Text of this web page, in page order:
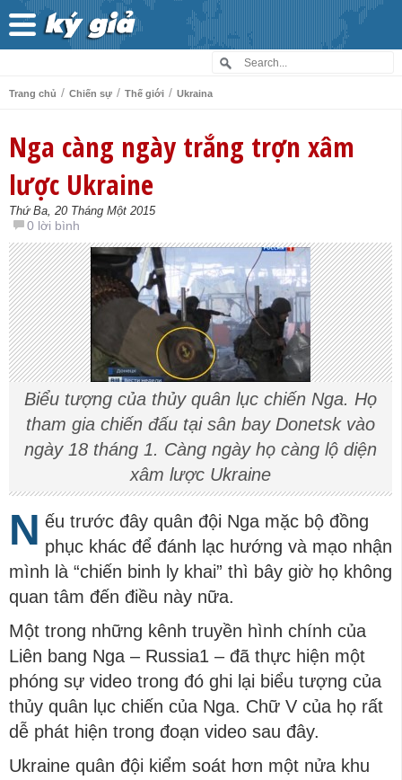
Trang chủ / Chiến sự / Thế giới / Ukraina
Nga càng ngày trắng trợn xâm
lược Ukraine
Thứ Ba, 20 Tháng Một 2015
0 lời bình
Biểu tượng của thủy quân lục chiến Nga. Họ
tham gia chiến đấu tại sân bay Donetsk vào
ngày 18 tháng 1. Càng ngày họ càng lộ diện
xâm lược Ukraine
N ếu trước đây quân đội Nga mặc bộ đồng
phục khác để đánh lạc hướng và mạo nhận
mình là “chiến binh ly khai” thì bây giờ họ không
quan tâm đến điều này nữa.
Một trong những kênh truyền hình chính của
Liên bang Nga – Russia1 – đã thực hiện một
phóng sự video trong đó ghi lại biểu tượng của
thủy quân lục chiến của Nga. Chữ V của họ rất
dễ phát hiện trong đoạn video sau đây.
Ukraine quân đội kiểm soát hơn một nửa khu